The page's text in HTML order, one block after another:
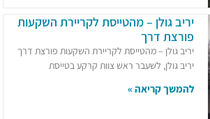
יריב גולן – מהטייסת לקריירת השקעות
פורצת דרך
יריב גולן – מהטייסת לקריירת השקעות פורצת דרך
יריב גולן, לשעבר ראש צוות קרקע בטייסת
להמשך קריאה »